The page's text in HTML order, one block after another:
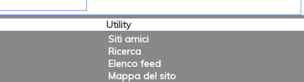
Utility
Siti amici
Ricerca
Elenco feed
Mappa del sito